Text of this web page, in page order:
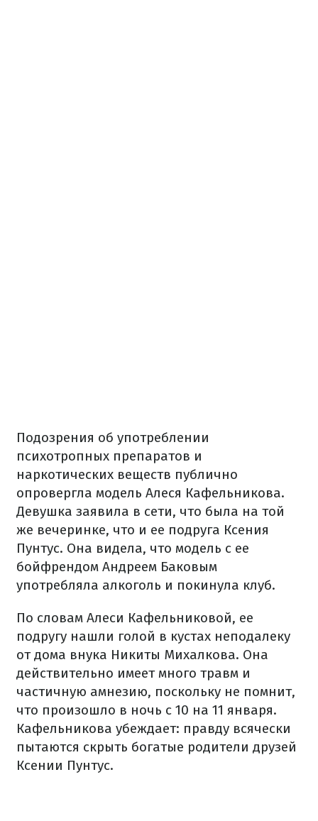
Подозрения об употреблении
психотропных препаратов и
наркотических веществ публично
опровергла модель Алеся Кафельникова.
Девушка заявила в сети, что была на той
же вечеринке, что и ее подруга Ксения
Пунтус. Она видела, что модель с ее
бойфрендом Андреем Баковым
употребляла алкоголь и покинула клуб.
По словам Алеси Кафельниковой, ее
подругу нашли голой в кустах неподалеку
от дома внука Никиты Михалкова. Она
действительно имеет много травм и
частичную амнезию, поскольку не помнит,
что произошло в ночь с 10 на 11 января.
Кафельникова убеждает: правду всячески
пытаются скрыть богатые родители друзей
Ксении Пунтус.